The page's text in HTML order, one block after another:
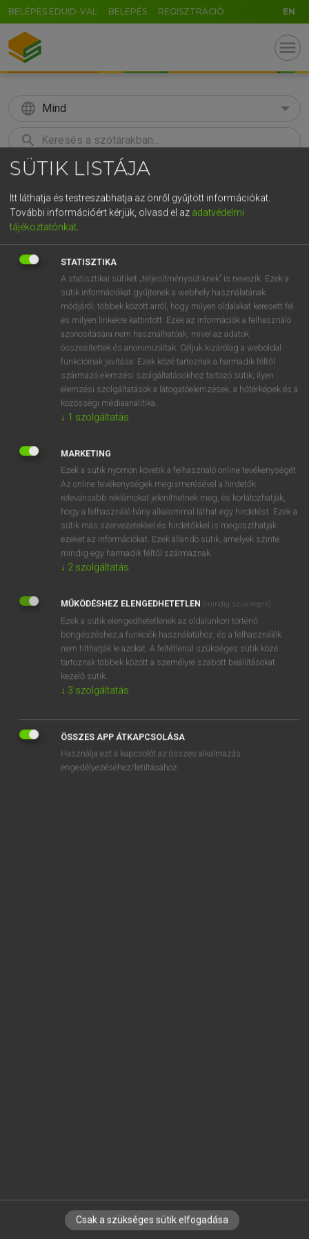
BELÉPÉS EDUID-VAL BELÉPÉS REGISZTRÁCIÓ EN
menu
language Mind
search
KERESÉS
Európai uniós terminológiai szótár
VAN ELŐFIZETÉSED?
Van előfizetésem a teljes szócikk megtekintéséhez.
BELÉPÉS
NINCS ELŐFIZETÉSED?
Nincs regisztrációm és előfizetésem. A szótár 2 órás,
díjmentes próbaverziójának elindításához regisztrálok és
belépek.
REGISZTRÁCIÓ
EURÓPAI UNIÓS TERMINOLÓGIAI SZÓTÁR
Kapcsolódó anyagok
acceptable previous cargo
acceptance
acceptance coefficient
IRATKOZZ FEL HÍRLEVELÜNKRE!
SÜTIK LISTÁJA
Itt láthatja és testreszabhatja az önről gyűjtött információkat.
További információért kérjük, olvasd el az adatvédelmi
tájékoztatónkat.
STATISZTIKA
A statisztikai sütiket „teljesítménysütiknek” is nevezik. Ezek a
sütik információkat gyűjtenek a webhely használatának
módjáról, többek között arról, hogy milyen oldalakat keresett fel
és milyen linkekre kattintott. Ezek az információk a felhasználó
azonosítására nem használhatóak, mivel az adatok
összesítettek és anonimizáltak. Céljuk kizárólag a weboldal
funkcióinak javítása. Ezek közé tartoznak a harmadik féltől
származó elemzési szolgáltatásokhoz tartozó sütik; ilyen
elemzési szolgáltatások a látogatóelemzések, a hőtérképek és a
közösségi médiaanalitika.
↓ 1 szolgáltatás
MARKETING
Ezek a sütik nyomon követik a felhasználó online tevékenységét.
Az online tevékenységek megismerésével a hirdetők
relevánsabb reklámokat jeleníthetnek meg, és korlátozhatják,
hogy a felhasználó hány alkalommal láthat egy hirdetést. Ezek a
sütik más szervezetekkel és hirdetőkkel is megoszthatják
ezeket az információkat. Ezek állandó sütik, amelyek szinte
mindig egy harmadik féltől származnak.
↓ 2 szolgáltatás
MŰKÖDÉSHEZ ELENGEDHETETLEN (mindig szükséges)
Ezek a sütik elengedhetetlenek az oldalunkon történő
böngészéshez,a funkciók használatához, és a felhasználók
nem tilthatják le azokat. A feltétlenül szükséges sütik közé
tartoznak többek között a személyre szabott beállításokat
kezelő sütik.
↓ 3 szolgáltatás
ÖSSZES APP ÁTKAPCSOLÁSA
Használja ezt a kapcsolót az összes alkalmazás
engedélyezéséhez/letiltásához.
Csak a szükséges sütik elfogadása
GR
t z u i o p
g h j k l é á ű Ω
n m , . AltGr